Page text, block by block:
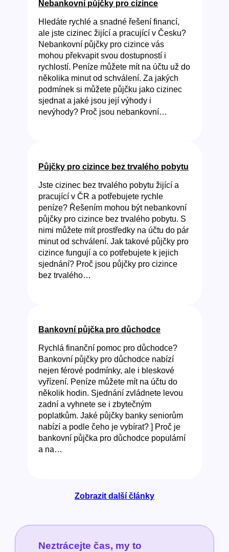
Nebankovní půjčky pro cizince
Hledáte rychlé a snadné řešení financí,
ale jste cizinec žijící a pracující v Česku?
Nebankovní půjčky pro cizince vás
mohou překvapit svou dostupností i
rychlostí. Peníze můžete mít na účtu už do
několika minut od schválení. Za jakých
podmínek si můžete půjčku jako cizinec
sjednat a jaké jsou její výhody i
nevýhody? Proč jsou nebankovní…
Půjčky pro cizince bez trvalého pobytu
Jste cizinec bez trvalého pobytu žijící a
pracující v ČR a potřebujete rychle
peníze? Řešením mohou být nebankovní
půjčky pro cizince bez trvalého pobytu. S
nimi můžete mít prostředky na účtu do pár
minut od schválení. Jak takové půjčky pro
cizince fungují a co potřebujete k jejich
sjednání? Proč jsou půjčky pro cizince
bez trvalého…
Bankovní půjčka pro důchodce
Rychlá finanční pomoc pro důchodce?
Bankovní půjčky pro důchodce nabízí
nejen férové podmínky, ale i bleskové
vyřízení. Peníze můžete mít na účtu do
několik hodin. Sjednání zvládnete levou
zadní a vyhnete se i zbytečným
poplatkům. Jaké půjčky banky seniorům
nabízí a podle čeho je vybírat? ] Proč je
bankovní půjčka pro důchodce populární
a na…
Zobrazit další články
Neztrácejte čas, my to